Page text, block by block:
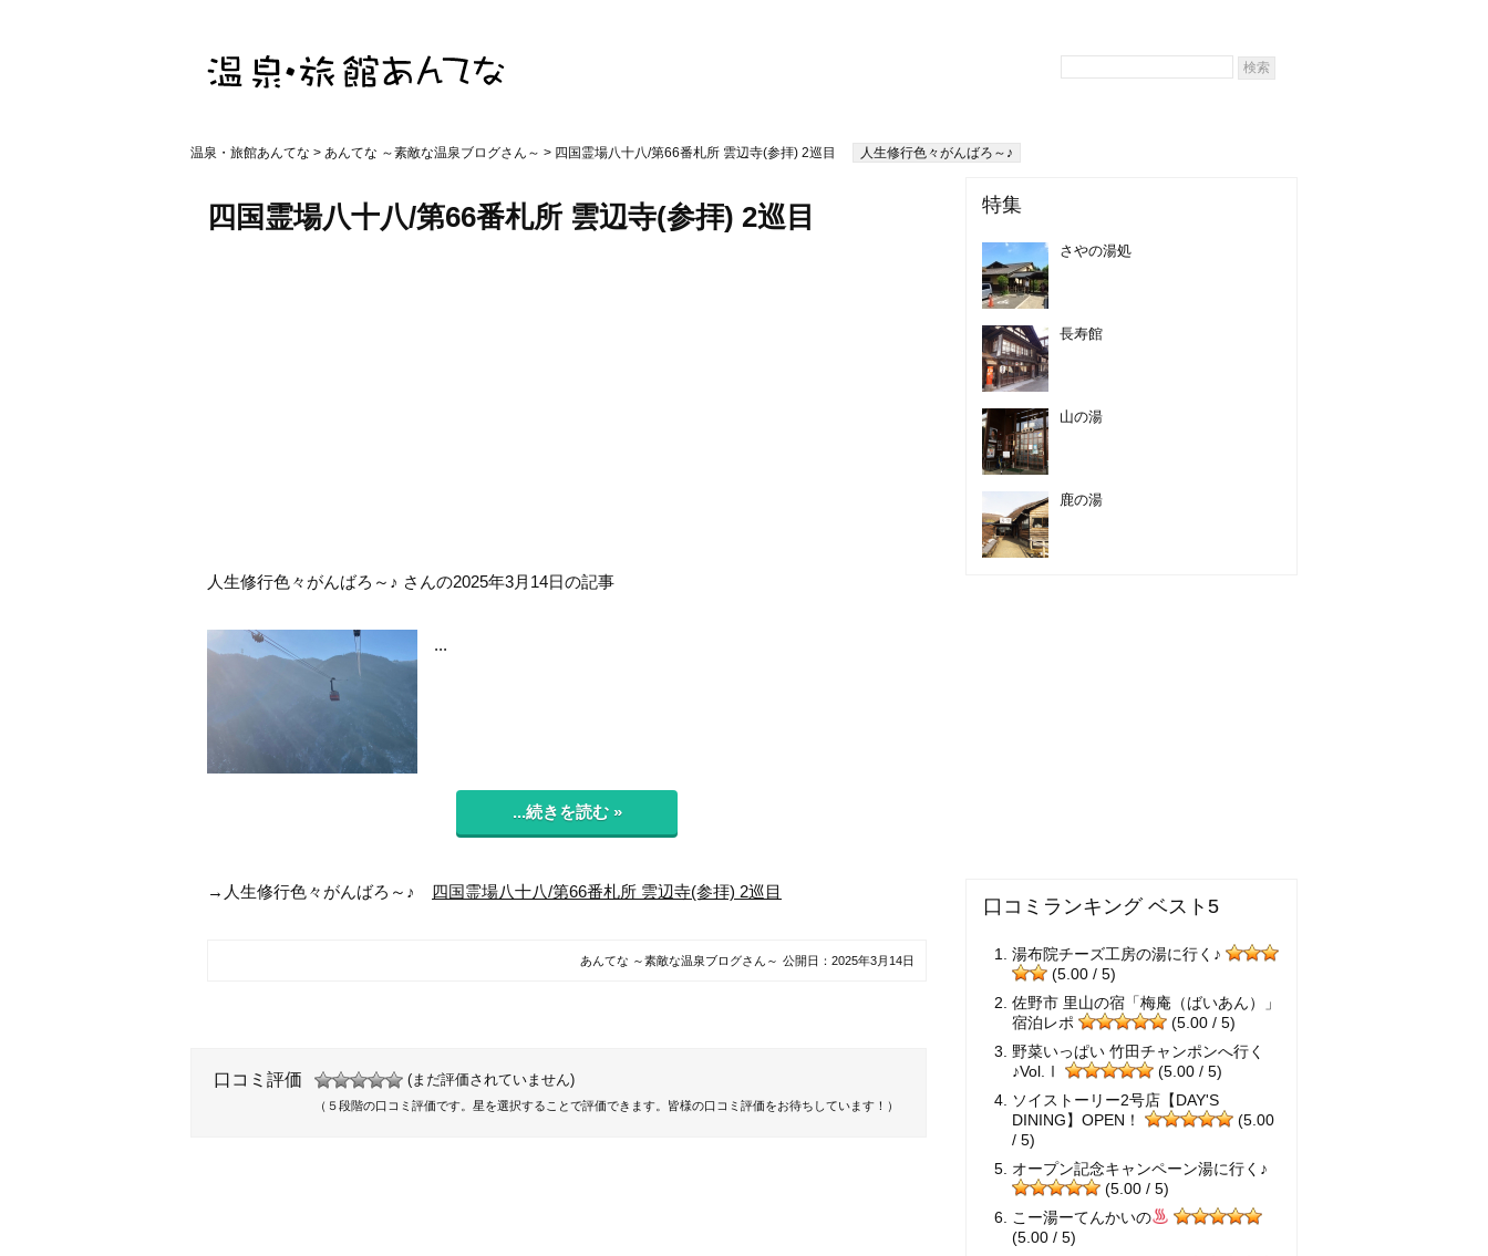
温泉・旅館あんてな > あんてな ～素敵な温泉ブログさん～ > 四国霊場八十八/第66番札所 雲辺寺(参拝) 2巡目 人生修行色々がんばろ～♪
四国霊場八十八/第66番札所 雲辺寺(参拝) 2巡目
人生修行色々がんばろ～♪ さんの2025年3月14日の記事
...
...続きを読む »
→人生修行色々がんばろ～♪ 四国霊場八十八/第66番札所 雲辺寺(参拝) 2巡目
あんてな ～素敵な温泉ブログさん～ 公開日： 2025年3月14日
口コミ評価 (まだ評価されていません)
（５段階の口コミ評価です。星を選択することで評価できます。皆様の口コミ評価をお待ちしています！）
特集
さやの湯処
長寿館
山の湯
鹿の湯
口コミランキング ベスト5
湯布院チーズ工房の湯に行く♪
(5.00 / 5)
佐野市 里山の宿「梅庵（ばいあん）」
宿泊レポ
(5.00 / 5)
野菜いっぱい 竹田チャンポンへ行く
♪Vol.Ⅰ
(5.00 / 5)
ソイストーリー2号店【DAY'S
DINING】OPEN！
(5.00
/ 5)
オープン記念キャンペーン湯に行く♪
(5.00 / 5)
こー湯ーてんかいの
(5.00 / 5)